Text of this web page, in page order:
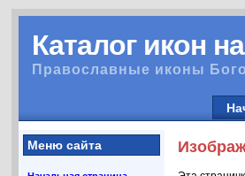
Каталог икон
Православные иконы
Меню сайта